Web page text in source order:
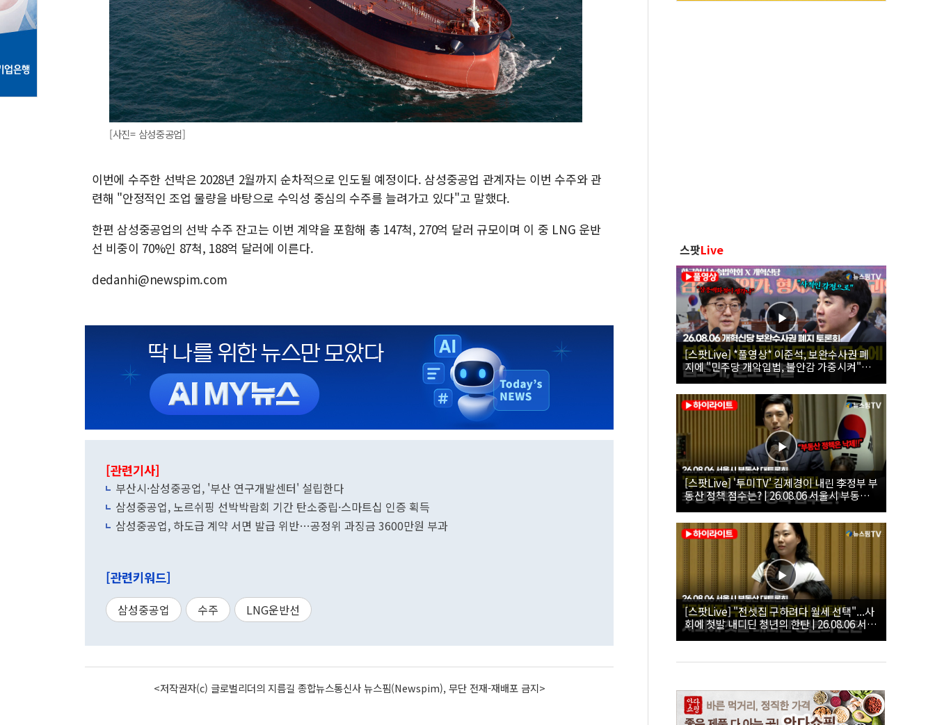
[사진= 삼성중공업]
이번에 수주한 선박은 2028년 2월까지 순차적으로 인도될 예정이다. 삼성중공업 관계자는 이번 수주와 관
련해 "안정적인 조업 물량을 바탕으로 수익성 중심의 수주를 늘려가고 있다"고 말했다.
한편 삼성중공업의 선박 수주 잔고는 이번 계약을 포함해 총 147척, 270억 달러 규모이며 이 중 LNG 운반
선 비중이 70%인 87척, 188억 달러에 이른다.
dedanhi@newspim.com
[관련기사]
부산시·삼성중공업, '부산 연구개발센터' 설립한다
삼성중공업, 노르쉬핑 선박박람회 기간 탄소중립·스마트십 인증 획득
삼성중공업, 하도급 계약 서면 발급 위반…공정위 과징금 3600만원 부과
[관련키워드]
삼성중공업 수주 LNG운반선
<저작권자(c) 글로벌리더의 지름길 종합뉴스통신사 뉴스핌(Newspim), 무단 전재-재배포 금지>
스팟Live
[스팟Live] *풀영상* 이준석, 보완수사권 폐
지에 "민주당 개악입법, 불안감 가중시켜"｜
26.08.06 개혁신당 보완수사권 폐지 토론회
[스팟Live] '투미TV' 김제경이 내린 李정부 부
동산 정책 점수는? | 26.08.06 서울시 부동산
대토론회
[스팟Live] "전셋집 구하려다 월세 선택"...사
회에 첫발 내디딘 청년의 한탄 | 26.08.06 서울
시 부동산 대토론회